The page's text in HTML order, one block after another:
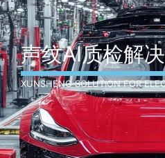
声纹AI质检解
XUNSHENG SOLUTION FOR